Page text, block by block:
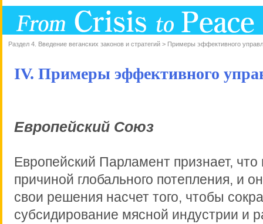
Раздел 4. Введение веганских законов и стратегий > Примеры эффективного
IV. Примеры эффективного
Европейский Союз
Европейский Парламент признает, что
причиной глобального потепления, и
свои решения насчет того, чтобы
субсидирование мясной индустрии и